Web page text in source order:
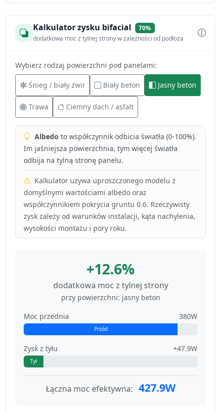
Kalkulator zysku bifacial
70%
dodatkowa moc z tylnej strony w zależności od podłoża
Wybierz rodzaj powierzchni pod panelami:
Śnieg / biały żwir Biały beton Jasny beton
Trawa Ciemny dach / asfalt
Albedo to współczynnik odbicia światła (0-100%).
Im jaśniejsza powierzchnia, tym więcej światła
odbija na tylną stronę panelu.
Kalkulator używa uproszczonego modelu z
domyślnymi wartościami albedo oraz
współczynnikiem pokrycia gruntu 0.6. Rzeczywisty
zysk zależy od warunków instalacji, kąta nachylenia,
wysokości montażu i pory roku.
+12.6%
dodatkowa moc z tylnej strony
przy powierzchni: jasny beton
Moc przednia
380W
Przód
Zysk z tyłu +47.9W
Tył
Łączna moc efektywna: 427.9W